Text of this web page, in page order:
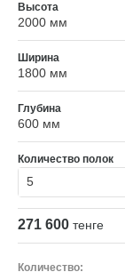
Высота
2000 мм
Ширина
1800 мм
Глубина
600 мм
Количество полок
5
271 600 тенге
Количество: